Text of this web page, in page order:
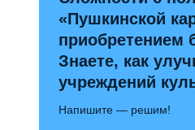
«Пушкинской
приобретением
Знаете, как
учреждений
Напишите — решим!